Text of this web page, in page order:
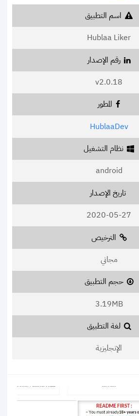
اسم التطبيق
Hublaa Liker
رقم الإصدار
v2.0.18
المطور
HublaaDev
نظام التشغيل
android
تاريخ الإصدار
2020-05-27
الترخيص
مجاني
حجم التطبيق
3.19MB
لغة التطبيق
الإنجليزية